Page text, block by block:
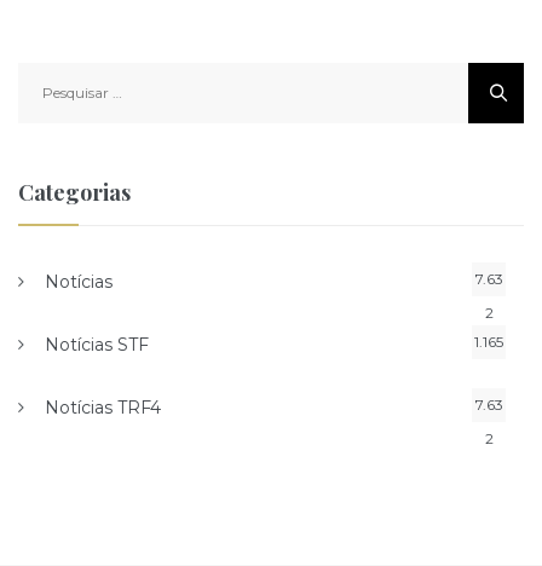
por:
Categorias
Notícias
7.63
2
Notícias STF 1.165
Notícias TRF4
7.63
2